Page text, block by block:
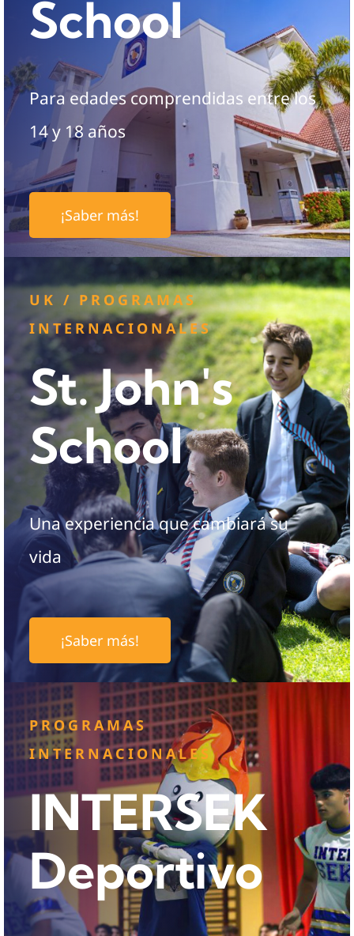
Contacto
School
Para edades comprendidas entre los
14 y 18 años
¡Saber más!
UK / PROGRAMAS
INTERNACIONALES
St. John's
School
Una experiencia que cambiará su
vida
¡Saber más!
PROGRAMAS
INTERNACIONALES
INTERSEK
Deportivo